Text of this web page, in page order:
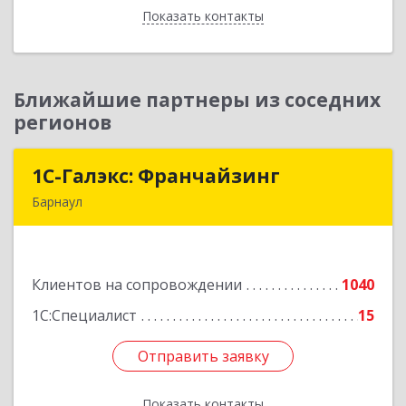
Показать контакты
Назад
Ближайшие партнеры из соседних
регионов
1С-Галэкс: Франчайзинг
Барнаул
Клиентов на сопровождении
1040
1С:Специалист
15
Отправить заявку
1С-Галэкс: Франчайзинг
Подробнее
Отправить заявку